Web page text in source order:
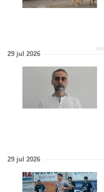
29 jul 2026
29 jul 2026